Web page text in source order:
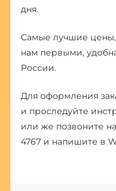
дня.
Самые лучшие цены,
нам первыми,
России.
Для оформления
и проследуйте
или же позвоните
4767и напишите в